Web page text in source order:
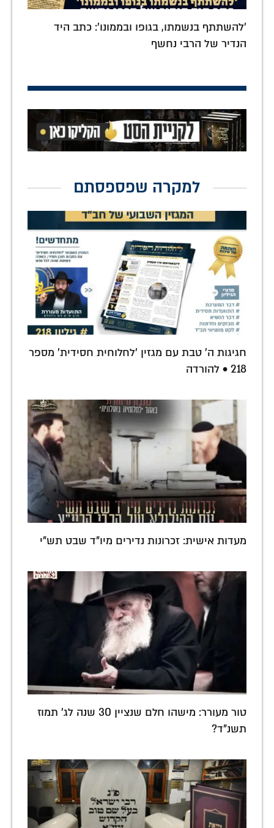
'להשתתף בנשמתו, בגופו ובממונו': כתב היד
הנדיר של הרבי נחשף
למקרה שפספסתם
חגיגות ה' טבת עם מגזין 'לחלוחית חסידית' מספר
218 • להורדה
מעדות אישית: זכרונות נדירים מיו"ד שבט תש"י
טור מעורר: מישהו חלם שנציין 30 שנה לג' תמוז
תשנ"ד?